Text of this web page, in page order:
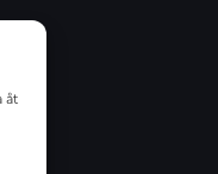
åt